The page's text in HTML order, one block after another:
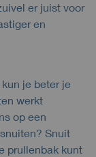
er juist voor
en
je beter je
werkt
op een
Snuit
prullenbak kunt